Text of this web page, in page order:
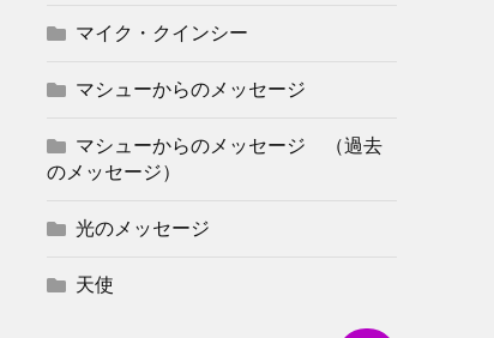
マイク・クインシー
マシューからのメッセージ
マシューからのメッセージ （過去
のメッセージ）
光のメッセージ
天使